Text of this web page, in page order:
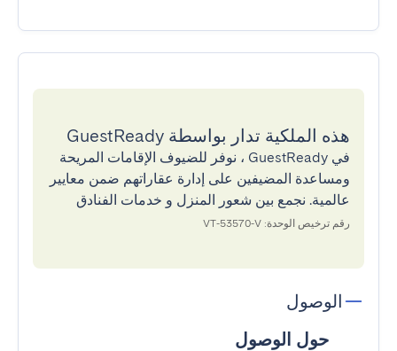
هذه الملكية تدار بواسطة GuestReady
في GuestReady ، نوفر للضيوف الإقامات المريحة
ومساعدة المضيفين على إدارة عقاراتهم ضمن معايير
عالمية. نجمع بين شعور المنزل و خدمات الفنادق
رقم ترخيص الوحدة: VT-53570-V
الوصول
حول الوصول